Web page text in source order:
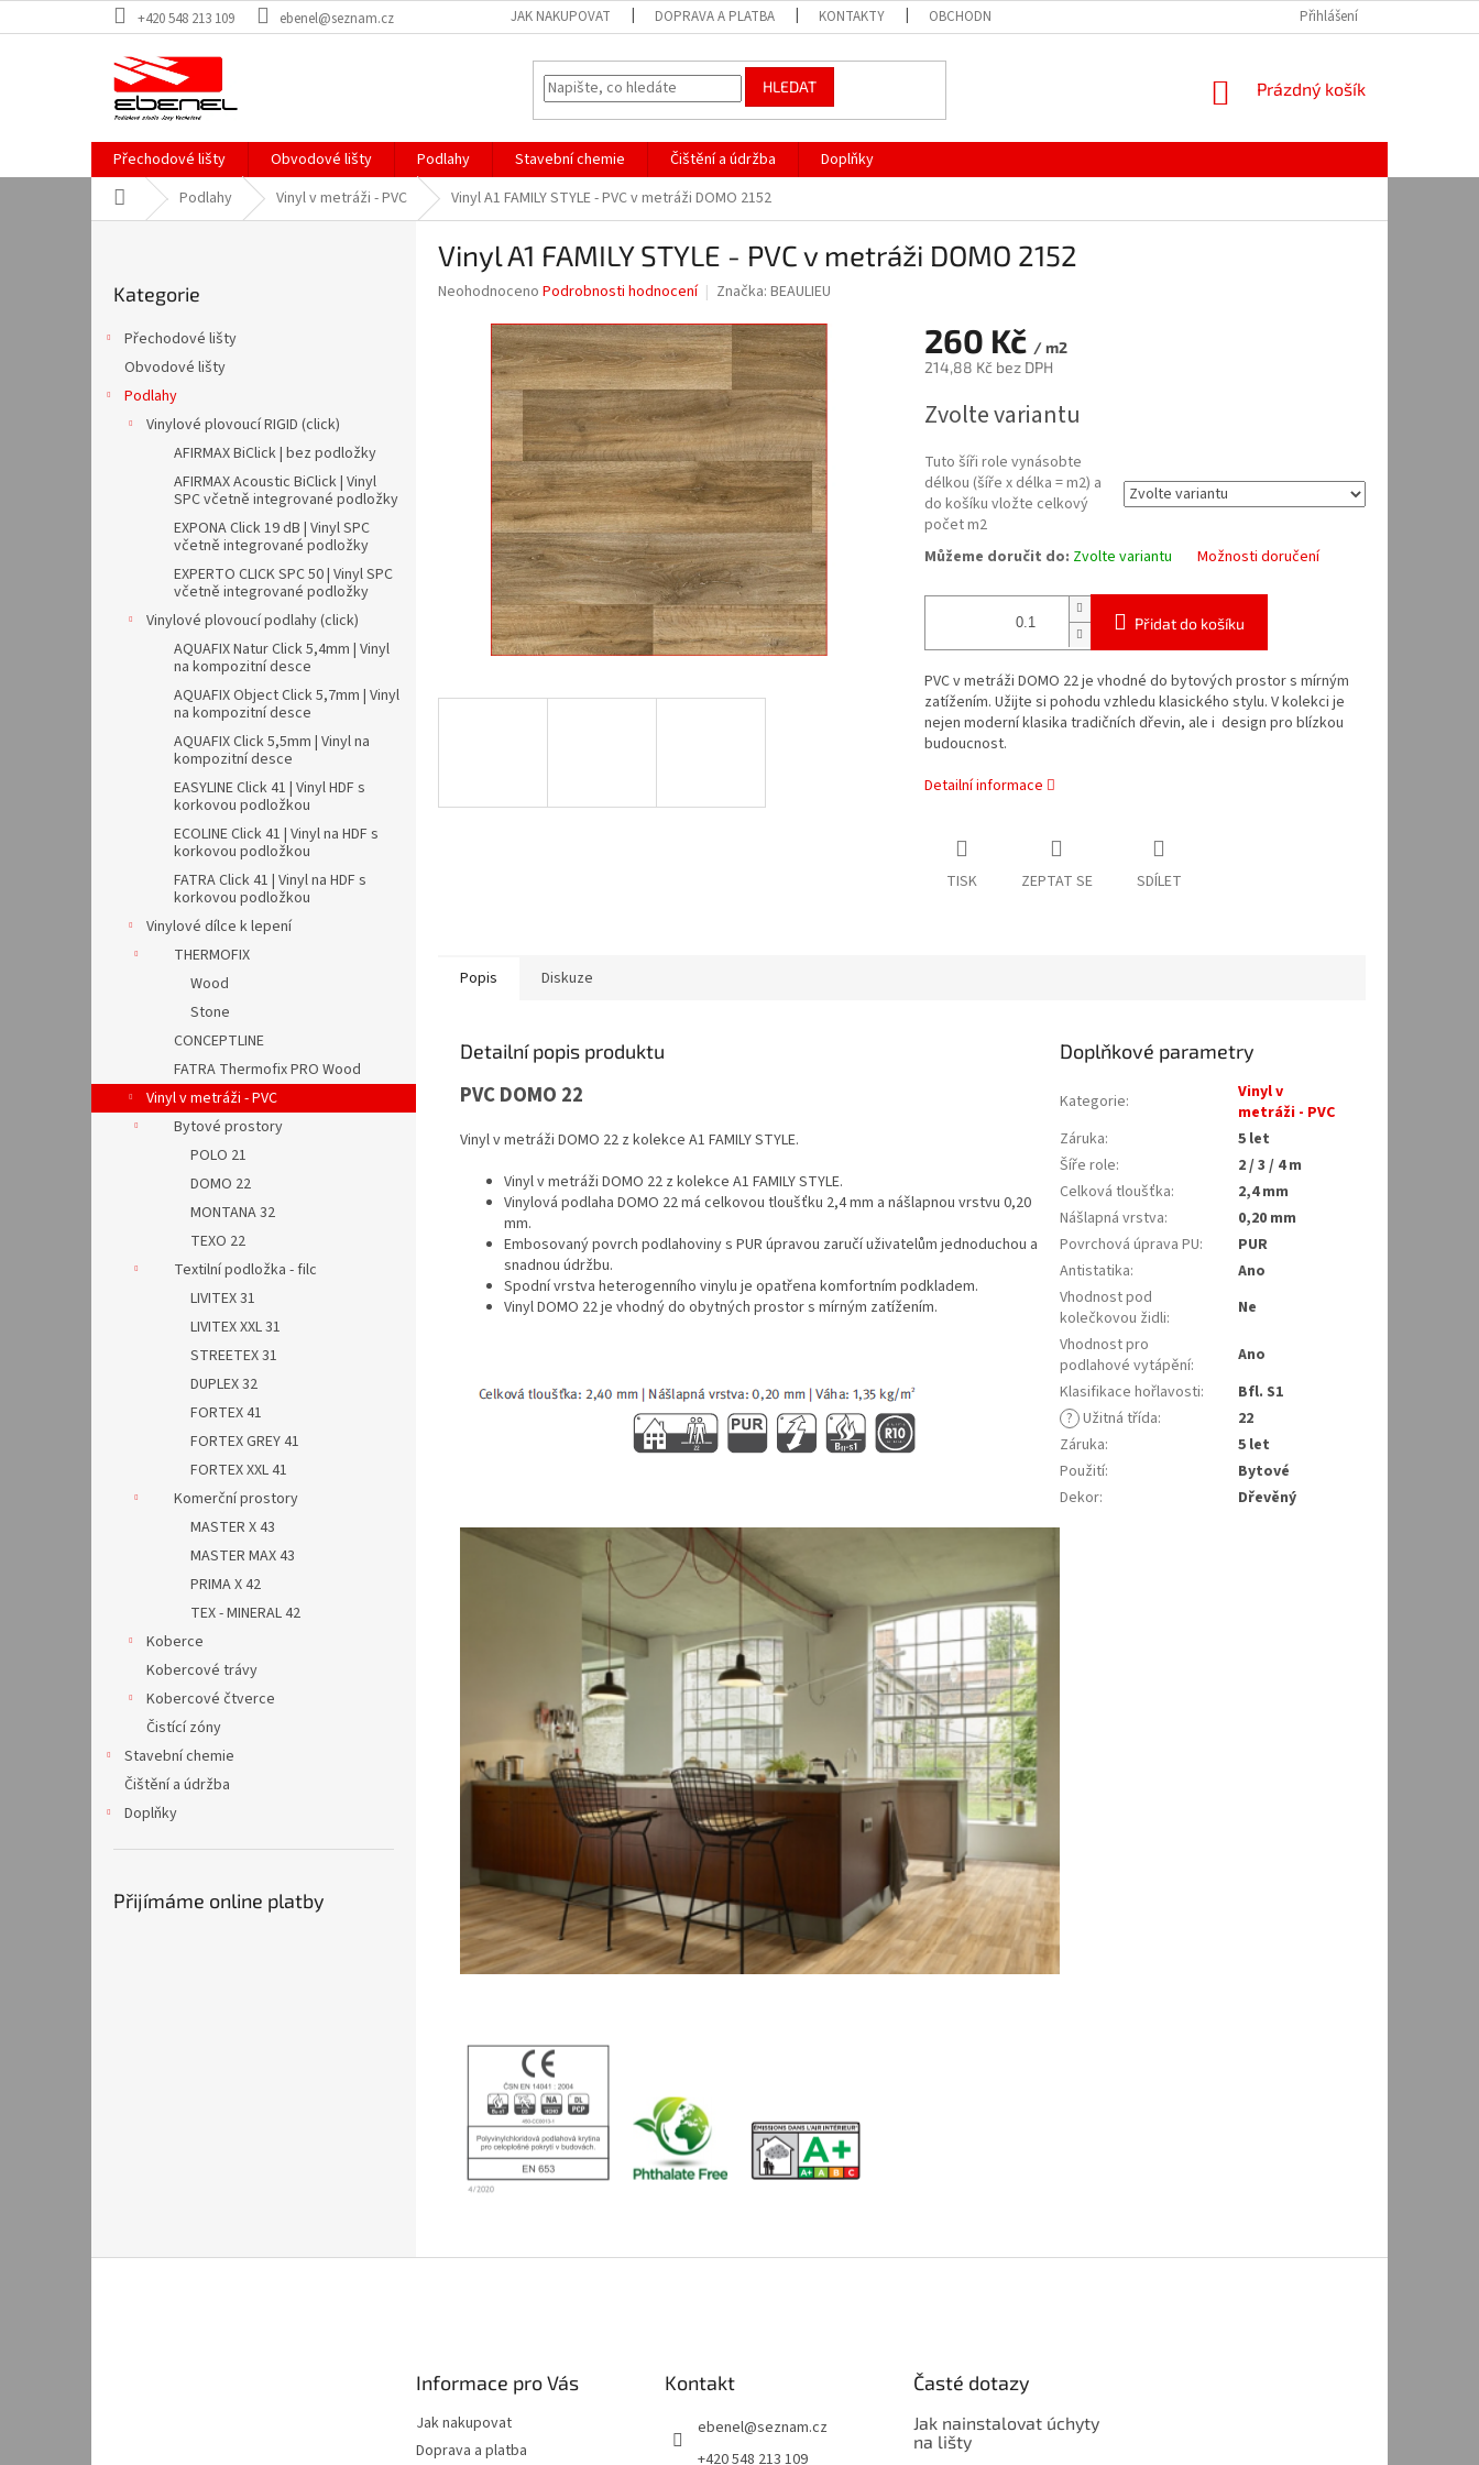
na
+420 548 213 109 ebenel@seznam.cz JAK NAKUPOVAT DOPRAVA A PLATBA KONTAKTY OBCHODNÍ PODMÍNKY OCHRANA OSOBNÍCH ÚDAJŮ
Přihlášení
HLEDAT
NÁKUPNÍ
Prázdný košík
Přechodové lišty Obvodové lišty Podlahy Stavební chemie Čištění a údržba
Doplňky
Domů Podlahy Vinyl v metráži - PVC Vinyl A1 FAMILY STYLE - PVC v metráži DOMO 2152
kategorie
Kategorie
Přechodové lišty
Obvodové lišty
Podlahy
Vinylové plovoucí RIGID (click)
AFIRMAX BiClick | bez podložky
AFIRMAX Acoustic BiClick | Vinyl
SPC včetně integrované podložky
EXPONA Click 19 dB | Vinyl SPC
včetně integrované podložky
EXPERTO CLICK SPC 50 | Vinyl SPC
včetně integrované podložky
Vinylové plovoucí podlahy (click)
AQUAFIX Natur Click 5,4mm | Vinyl
na kompozitní desce
AQUAFIX Object Click 5,7mm | Vinyl
na kompozitní desce
AQUAFIX Click 5,5mm | Vinyl na
kompozitní desce
EASYLINE Click 41 | Vinyl HDF s
korkovou podložkou
ECOLINE Click 41 | Vinyl na HDF s
korkovou podložkou
FATRA Click 41 | Vinyl na HDF s
korkovou podložkou
Vinylové dílce k lepení
THERMOFIX
Wood
Stone
CONCEPTLINE
FATRA Thermofix PRO Wood
Vinyl v metráži - PVC
Bytové prostory
POLO 21
DOMO 22
MONTANA 32
TEXO 22
Textilní podložka - filc
LIVITEX 31
LIVITEX XXL 31
STREETEX 31
DUPLEX 32
FORTEX 41
FORTEX GREY 41
FORTEX XXL 41
Komerční prostory
MASTER X 43
MASTER MAX 43
PRIMA X 42
TEX - MINERAL 42
Koberce
Kobercové trávy
Kobercové čtverce
Čistící zóny
Stavební chemie
Čištění a údržba
Doplňky
Přijímáme online platby
Vinyl A1 FAMILY STYLE - PVC v metráži DOMO 2152
Průměrné
produktu
hvězdiček.
Neohodnoceno Podrobnosti hodnocení Značka: BEAULIEU
260 Kč / m2
214,88 Kč bez DPH
cena:
Zvolte variantu
Tuto šíři role vynásobte
délkou (šíře x délka = m2) a
do košíku vložte celkový
počet m2
Můžeme doručit do: Zvolte variantu Možnosti doručení
Přidat do košíku
PVC v metráži DOMO 22 je vhodné do bytových prostor s mírným
zatížením. Užijte si pohodu vzhledu klasického stylu. V kolekci je
nejen moderní klasika tradičních dřevin, ale i design pro blízkou
budoucnost.
Detailní informace
TISK ZEPTAT SE SDÍLET
Popis Diskuze
Detailní popis produktu
PVC DOMO 22
Vinyl v metráži DOMO 22 z kolekce A1 FAMILY STYLE.
Vinyl v metráži DOMO 22 z kolekce A1 FAMILY STYLE.
Vinylová podlaha DOMO 22 má celkovou tloušťku 2,4 mm a nášlapnou vrstvu 0,20
mm.
Embosovaný povrch podlahoviny s PUR úpravou zaručí uživatelům jednoduchou a
snadnou údržbu.
Spodní vrstva heterogenního vinylu je opatřena komfortním podkladem.
Vinyl DOMO 22 je vhodný do obytných prostor s mírným zatížením.
Doplňkové parametry
Kategorie:
Vinyl v
metráži - PVC
Záruka:
5 let
Šíře role:
2 / 3 / 4 m
Celková tloušťka:
2,4 mm
Nášlapná vrstva:
0,20 mm
Povrchová úprava PU:
PUR
Antistatika:
Ano
Vhodnost pod
kolečkovou židli:
Ne
Vhodnost pro
podlahové vytápění:
Ano
Klasifikace hořlavosti:
Bfl. S1
? Užitná třída:
22
Záruka:
5 let
Použití:
Bytové
Dekor: Dřevěný
Informace pro Vás
Jak nakupovat
Doprava a platba
Kontakt
ebenel@seznam.cz
+420 548 213 109
Časté dotazy
Jak nainstalovat úchyty
na lišty